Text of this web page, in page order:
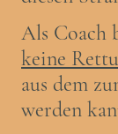
Als Coach
keine
aus dem
werden